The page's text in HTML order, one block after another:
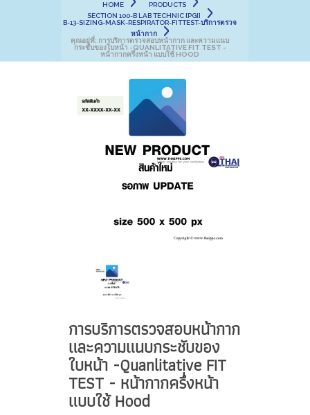
HOME
PRODUCTS
SECTION 100-B LAB TECHNIC [PGI]
B-13-SIZING-MASK-RESPIRATOR-FITTEST-บริการตรวจ
หน้ากาก
คุณอยู่ที่: การบริการตรวจสอบหน้ากาก และความแนบ
กระชับของใบหน้า -QUANLITATIVE FIT TEST -
หน้ากากครึ่งหน้า แบบใช้ HOOD
การบริการตรวจสอบหน้ากาก
และความแนบกระชับของ
ใบหน้า -Quanlitative FIT
TEST - หน้ากากครึ่งหน้า
แบบใช้ Hood